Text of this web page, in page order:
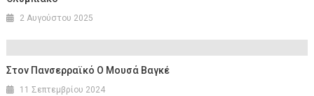
2 Αυγούστου 2025
Στον Πανσερραϊκό Ο Μουσά Βαγκέ
11 Σεπτεμβρίου 2024